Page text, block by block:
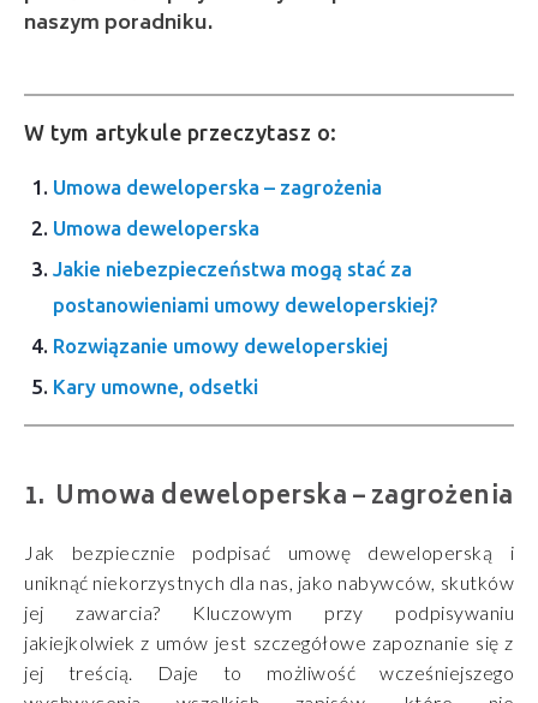
naszym poradniku.
W tym artykule przeczytasz o:
Umowa deweloperska – zagrożenia
Umowa deweloperska
Jakie niebezpieczeństwa mogą stać za
postanowieniami umowy deweloperskiej?
Rozwiązanie umowy deweloperskiej
Kary umowne, odsetki
Umowa deweloperska – zagrożenia
Jak bezpiecznie podpisać umowę deweloperską i
uniknąć niekorzystnych dla nas, jako nabywców, skutków
jej zawarcia? Kluczowym przy podpisywaniu
jakiejkolwiek z umów jest szczegółowe zapoznanie się z
jej treścią. Daje to możliwość wcześniejszego